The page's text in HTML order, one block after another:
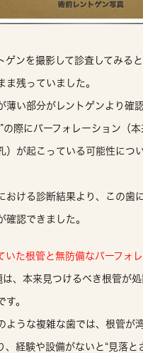
ゲンを撮影して診査してみると
ま残ってい ました。
薄い部分がレントゲンより確
の際にパーフォレーション（
）が起こっている可能性につ
おける診断結果より、この歯
確認できました。
いた根管と無防備なパーフォ
、 本来見つけるべき根管が
す。
ような複雑な歯では、根管が
、経験や設備がないと“見落と